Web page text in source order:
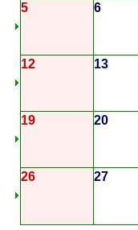
5 6
12 13
19 20
26 27